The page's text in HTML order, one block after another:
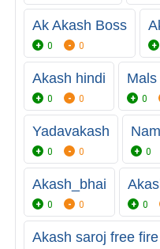
Ak Akash Boss
0 0
Akash hindi
0 0
Mals
0
Yadavakash
0 0 0
Akash_bhai
0 0 0
Akash saroj free fire